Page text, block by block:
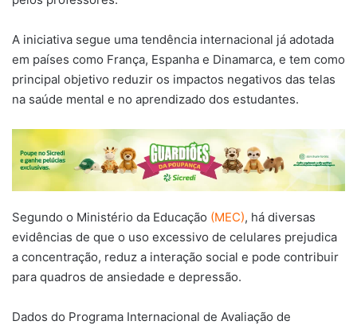
A iniciativa segue uma tendência internacional já adotada
em países como França, Espanha e Dinamarca, e tem como
principal objetivo reduzir os impactos negativos das telas
na saúde mental e no aprendizado dos estudantes.
Segundo o Ministério da Educação (MEC), há diversas
evidências de que o uso excessivo de celulares prejudica
a concentração, reduz a interação social e pode contribuir
para quadros de ansiedade e depressão.
Dados do Programa Internacional de Avaliação de